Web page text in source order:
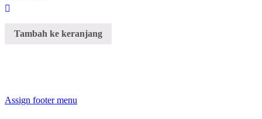
Tambah ke keranjang
Assign footer menu